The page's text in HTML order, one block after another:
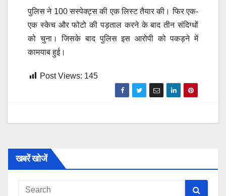
पुलिस ने 100 सस्पेक्ट्स की एक लिस्ट तैयार की। फिर एक-
एक स्केच और फोटो की पड़ताल करने के बाद तीन संदिग्धों
को चुना। जिसके बाद पुलिस इस आरोपी को पकड़ने में
कामयाब हुई।
Post Views: 145
खबरें खोजें